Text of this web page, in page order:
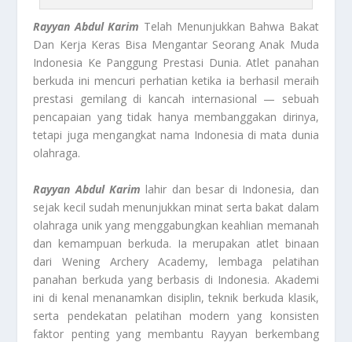
Rayyan Abdul Karim Telah Menunjukkan Bahwa Bakat
Dan Kerja Keras Bisa Mengantar Seorang Anak Muda
Indonesia Ke Panggung Prestasi Dunia. Atlet panahan
berkuda ini mencuri perhatian ketika ia berhasil meraih
prestasi gemilang di kancah internasional — sebuah
pencapaian yang tidak hanya membanggakan dirinya,
tetapi juga mengangkat nama Indonesia di mata dunia
olahraga.
Rayyan Abdul Karim lahir dan besar di Indonesia, dan
sejak kecil sudah menunjukkan minat serta bakat dalam
olahraga unik yang menggabungkan keahlian memanah
dan kemampuan berkuda. Ia merupakan atlet binaan
dari Wening Archery Academy, lembaga pelatihan
panahan berkuda yang berbasis di Indonesia. Akademi
ini di kenal menanamkan disiplin, teknik berkuda klasik,
serta pendekatan pelatihan modern yang konsisten
faktor penting yang membantu Rayyan berkembang